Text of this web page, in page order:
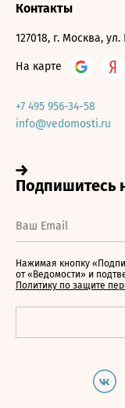
Контакты
127018, г. Москва,
На карте
+7 495 956-34-58
info@vedomosti.ru
Нажимая кнопку
от «Ведомости» и
Политику по защите